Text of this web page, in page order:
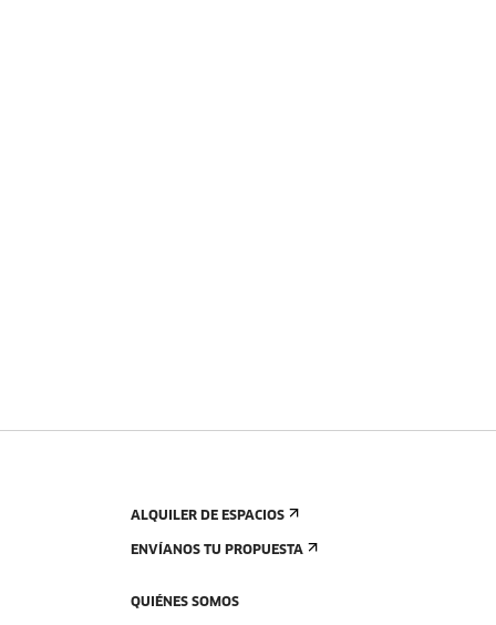
ALQUILER DE ESPACIOS
ENVÍANOS TU PROPUESTA
QUIÉNES SOMOS